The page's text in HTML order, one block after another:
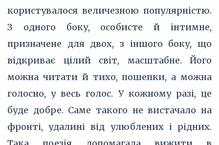
користувалося величезною популярністю.
З одного боку, особисте й інтимне,
призначене для двох, з іншого боку, що
відкриває цілий світ, масштабне. Його
можна читати й тихо, пошепки, а можна
голосно, у весь голос. У кожному разі, це
буде добре. Саме такого не вистачало на
фронті, удалині від улюблених і рідних.